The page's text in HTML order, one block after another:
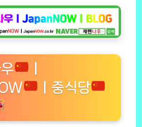
ㅣ중식당